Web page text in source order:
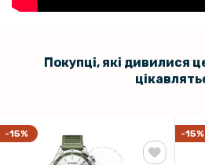
Покупці, які дивилися
-15% -15%